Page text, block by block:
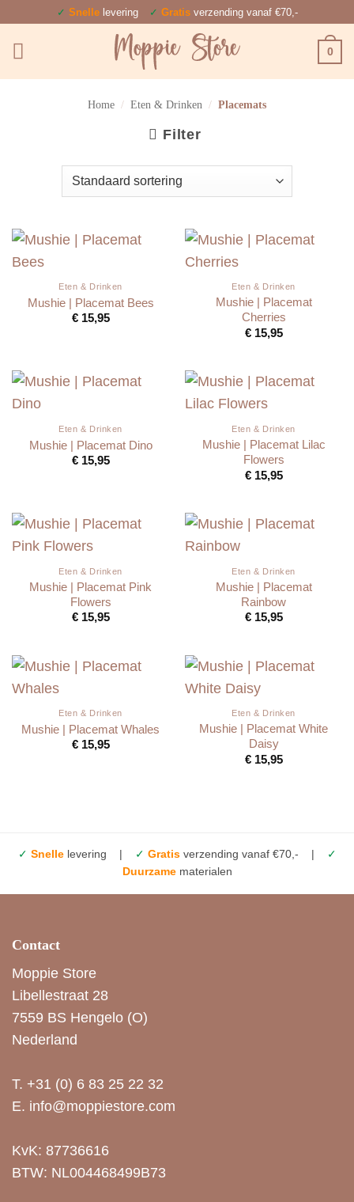
inhoud
✓ Snellelevering ✓ Gratisverzending vanaf €70,-
0
Home / Eten & Drinken / Placemats
Filter
Eten & Drinken
Mushie | Placemat Bees
€15,95
Eten & Drinken
Mushie | Placemat
Cherries
€15,95
Eten & Drinken
Mushie | Placemat Dino
€15,95
Eten & Drinken
Mushie | Placemat Lilac
Flowers
€15,95
Eten & Drinken
Mushie | Placemat Pink
Flowers
€15,95
Eten & Drinken
Mushie | Placemat
Rainbow
€15,95
Eten & Drinken
Mushie | Placemat Whales
€15,95
Eten & Drinken
Mushie | Placemat White
Daisy
€15,95
✓ Snellelevering | ✓ Gratisverzending vanaf €70,- |
✓
Duurzamematerialen
Contact
Moppie Store
Libellestraat 28
7559 BS Hengelo (O)
Nederland
T. +31 (0) 6 83 25 22 32
E. info@moppiestore.com
KvK: 87736616
BTW: NL004468499B73